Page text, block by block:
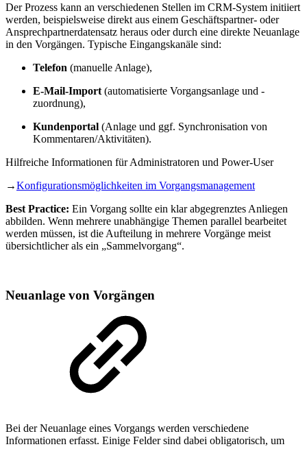
Der Prozess kann an verschiedenen Stellen im CRM-System initiiert
werden, beispielsweise direkt aus einem Geschäftspartner- oder
Ansprechpartnerdatensatz heraus oder durch eine direkte Neuanlage
in den Vorgängen. Typische Eingangskanäle sind:
Telefon (manuelle Anlage),
E-Mail-Import (automatisierte Vorgangsanlage und -
zuordnung),
Kundenportal (Anlage und ggf. Synchronisation von
Kommentaren/Aktivitäten).
Hilfreiche Informationen für Administratoren und Power-User
→Konfigurationsmöglichkeiten im Vorgangsmanagement
Best Practice: Ein Vorgang sollte ein klar abgegrenztes Anliegen
abbilden. Wenn mehrere unabhängige Themen parallel bearbeitet
werden müssen, ist die Aufteilung in mehrere Vorgänge meist
übersichtlicher als ein „Sammelvorgang“.
Neuanlage von Vorgängen
Bei der Neuanlage eines Vorgangs werden verschiedene
Informationen erfasst. Einige Felder sind dabei obligatorisch, um